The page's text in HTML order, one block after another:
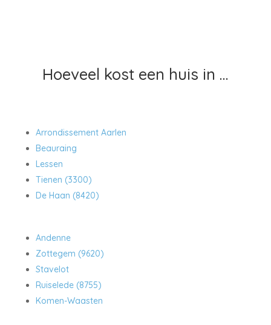
Hoeveel kost een huis in …
Arrondissement Aarlen
Beauraing
Lessen
Tienen (3300)
De Haan (8420)
Andenne
Zottegem (9620)
Stavelot
Ruiselede (8755)
Komen-Waasten